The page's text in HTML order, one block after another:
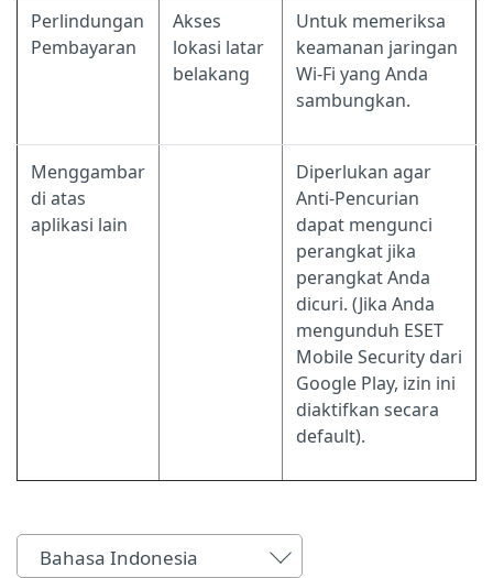
Perlindungan
Pembayaran
Akses
lokasi latar
belakang
Untuk memeriksa
keamanan jaringan
Wi-Fi yang Anda
sambungkan.
Menggambar
di atas
aplikasi lain
Diperlukan agar
Anti-Pencurian
dapat mengunci
perangkat jika
perangkat Anda
dicuri. (Jika Anda
mengunduh ESET
Mobile Security dari
Google Play, izin ini
diaktifkan secara
default).
Bahasa Indonesia